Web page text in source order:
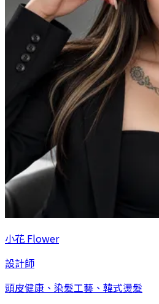
小花 Flower
設計師
頭皮健康、染髮工藝、韓式燙髮